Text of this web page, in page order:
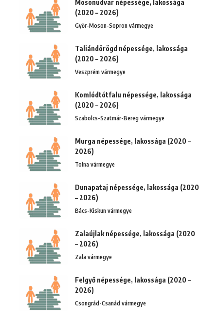
Mosonudvar népessége, lakossága
(2020 – 2026)
Győr-Moson-Sopron vármegye
Taliándörögd népessége, lakossága
(2020 – 2026)
Veszprém vármegye
Komlódtótfalu népessége, lakossága
(2020 – 2026)
Szabolcs-Szatmár-Bereg vármegye
Murga népessége, lakossága (2020 –
2026)
Tolna vármegye
Dunapataj népessége, lakossága (2020
– 2026)
Bács-Kiskun vármegye
Zalaújlak népessége, lakossága (2020
– 2026)
Zala vármegye
Felgyő népessége, lakossága (2020 –
2026)
Csongrád-Csanád vármegye